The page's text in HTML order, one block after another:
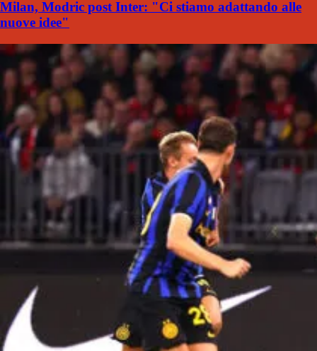
Milan, Modric post Inter: "Ci stiamo adattando alle
nuove idee"